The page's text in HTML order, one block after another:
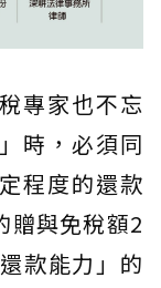
專家也不忘
時，必須同
程度的還款
贈與免稅額2
款能力」的